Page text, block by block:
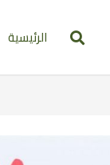
الرئيسية